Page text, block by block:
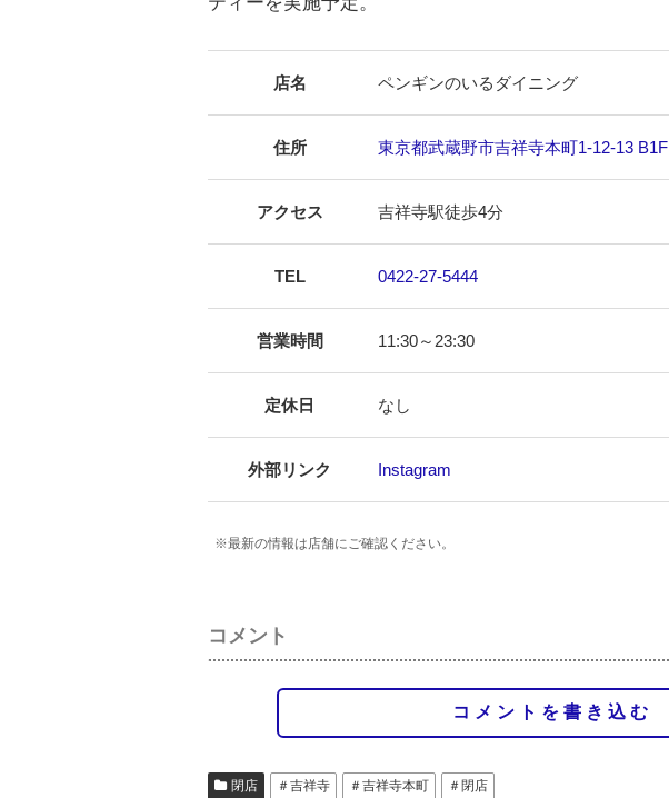
店名 ペンギンのいるダイニング
住所 東京都武蔵野市吉祥寺本町1-12-13 B1F
アクセス 吉祥寺駅徒歩4分
TEL 0422-27-5444
営業時間 11:30～23:30
定休日 なし
外部リンク Instagram
※最新の情報は店舗にご確認ください。
コメント
コメントを書き込む
閉店 ＃吉祥寺 ＃吉祥寺本町 ＃閉店